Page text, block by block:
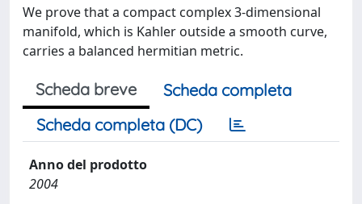
We prove that a compact complex 3-dimensional
manifold, which is Kahler outside a smooth curve,
carries a balanced hermitian metric.
Scheda breve
Scheda completa
Scheda completa (DC)
Anno del prodotto
2004